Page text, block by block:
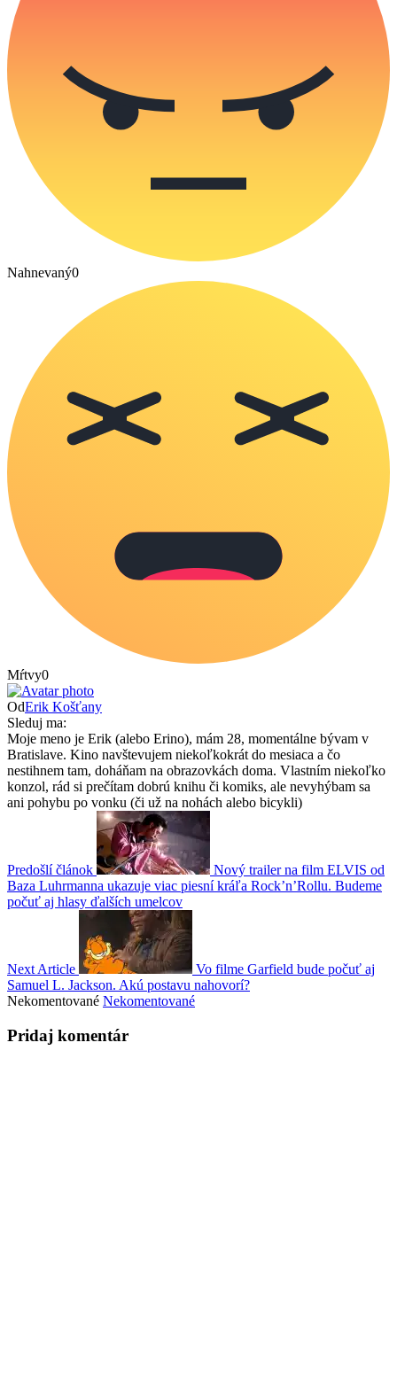
Nahnevaný0
Mŕtvy0
OdErik Košťany
Sleduj ma:
Moje meno je Erik (alebo Erino), mám 28, momentálne bývam v
Bratislave. Kino navštevujem niekoľkokrát do mesiaca a čo
nestihnem tam, doháňam na obrazovkách doma. Vlastním niekoľko
konzol, rád si prečítam dobrú knihu či komiks, ale nevyhýbam sa
ani pohybu po vonku (či už na nohách alebo bicykli)
Predošlí článok
Nový trailer na film ELVIS od
Baza Luhrmanna ukazuje viac piesní kráľa Rock’n’Rollu. Budeme
počuť aj hlasy ďalších umelcov
Next Article
Vo filme Garfield bude počuť aj
Samuel L. Jackson. Akú postavu nahovorí?
Nekomentované Nekomentované
Pridaj komentár